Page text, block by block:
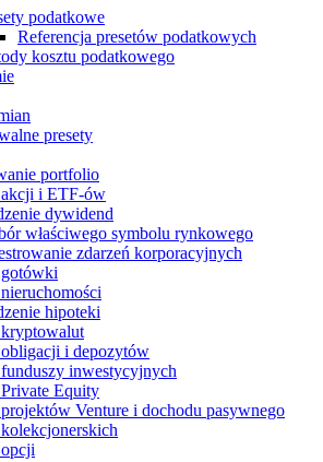
podatkowe
Referencja presetów podatkowych
kosztu podatkowego
presety
portfolio
akcji i ETF-ów
dywidend
właściwego symbolu rynkowego
zdarzeń korporacyjnych
gotówki
hipoteki
kryptowalut
obligacji i depozytów
inwestycyjnych
Equity
Venture i dochodu pasywnego